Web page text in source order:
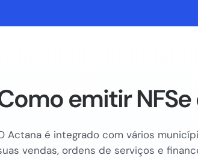
emitir
Actana é integrado com vários
vendas, ordens de serviços e